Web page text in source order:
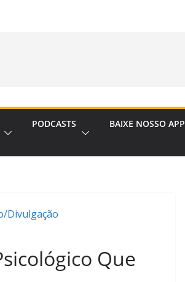
PODCASTS BAIXE NOSSO APP
Que